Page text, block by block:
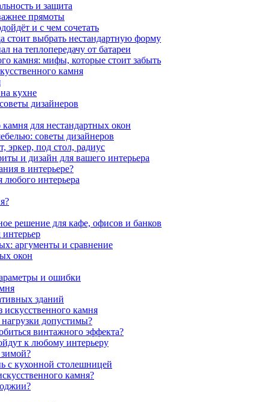
и защита
прямоты
и с чем сочетать
стоит выбрать нестандартную форму
на теплопередачу от батареи
камня: мифы, которые стоит забыть
камня
кухне
дизайнеров
для нестандартных окон
советы дизайнеров
эркер, под стол, радиус
и дизайн для вашего интерьера
в интерьере?
интерьера
решение для кафе, офисов и банков
аргументы и сравнение
окон
и ошибки
зданий
камня
допустимы?
винтажного эффекта?
к любому интерьеру
с кухонной столешницей
камня?